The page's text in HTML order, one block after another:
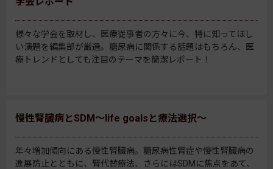
様々な学会を取材し、医療従事者の方々に今、特に知ってほし
い演題を編集部が厳選。糖尿病に関係する話題はもちろん、医
療トレンドとしても注目のテーマを簡潔レポート！
慢性腎臓病とSDM～life goalsと療法選択～
年々増加傾向にある慢性腎臓病。糖尿病性腎症や慢性腎臓病の
進展防止とともに、腎代替療法、さらにはSDMに焦点をあて、